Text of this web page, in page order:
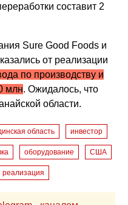
составит 2
Sure Good Foods и
от реализации
по производству и
млн. Ожидалось, что
области.
область инвестор
оборудование США
реализация